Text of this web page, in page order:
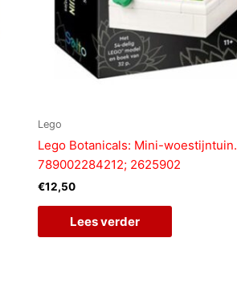
Lego
Lego Botanicals: Mini-woestijntuin.
789002284212; 2625902
€12,50
Lees verder